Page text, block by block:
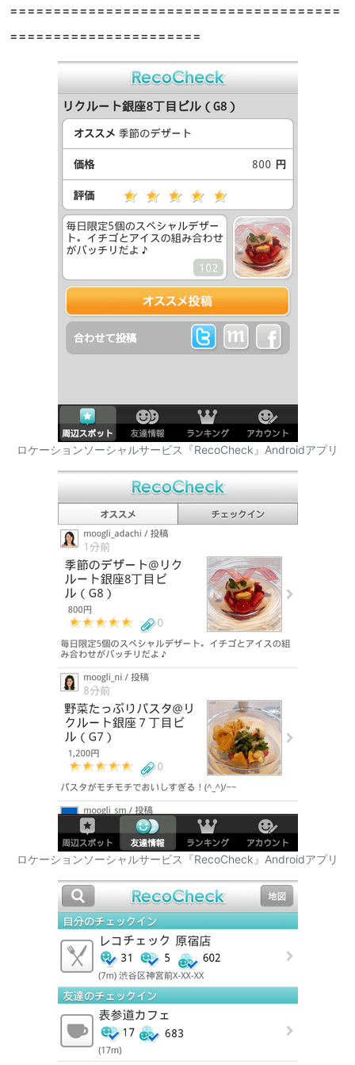
======================================
======================
ロケーションソーシャルサービス『RecoCheck』Androidアプリ
ロケーションソーシャルサービス『RecoCheck』Androidアプリ